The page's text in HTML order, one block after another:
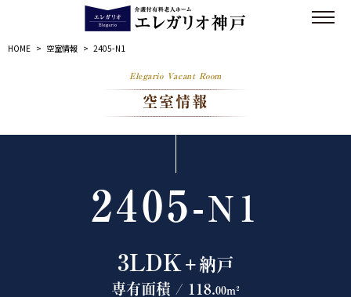
HOME > 空室情報 > 2405-N1
Elegario Vacant Room
空室情報
2405-N1
3LDK ＋納戸
専有面積 / 118.00m²